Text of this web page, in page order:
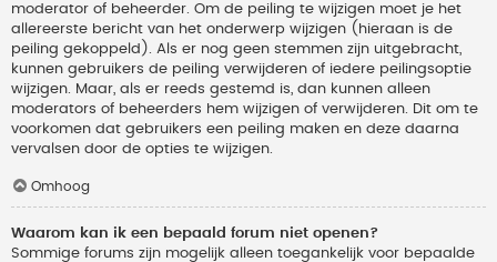
moderator of beheerder. Om de peiling te wijzigen moet je het
allereerste bericht van het onderwerp wijzigen (hieraan is de
peiling gekoppeld). Als er nog geen stemmen zijn uitgebracht,
kunnen gebruikers de peiling verwijderen of iedere peilingsoptie
wijzigen. Maar, als er reeds gestemd is, dan kunnen alleen
moderators of beheerders hem wijzigen of verwijderen. Dit om te
voorkomen dat gebruikers een peiling maken en deze daarna
vervalsen door de opties te wijzigen.
Omhoog
Waarom kan ik een bepaald forum niet openen?
Sommige forums zijn mogelijk alleen toegankelijk voor bepaalde